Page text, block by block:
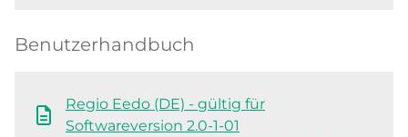
Benutzerhandbuch
Regio Eedo (DE) - gültig für
Softwareversion 2.0-1-01